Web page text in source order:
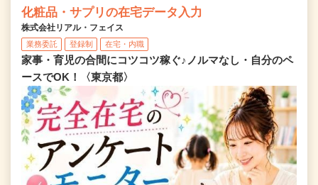
化粧品・サプリの在宅データ入力
株式会社リアル・フェイス
業務委託 登録制 在宅・内職
家事・育児の合間にコツコツ稼ぐ♪ノルマなし・自分のペ
ースでOK！〈東京都〉